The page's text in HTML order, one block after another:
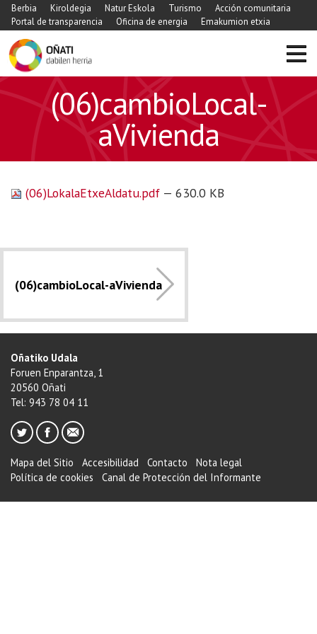
Berbia Kiroldegia Natur Eskola Turismo
Acción comunitaria
Portal de transparencia
Oficina de energia Emakumion etxia
(06)cambioLocal-
aVivienda
(06)LokalaEtxeAldatu.pdf — 630.0 KB
(06)cambioLocal-aVivienda
Oñatiko Udala
Foruen Enparantza, 1
20560 Oñati
Tel: 943 78 04 11
Mapa del Sitio Accesibilidad Contacto
Nota legal
Política de cookies
Canal de Protección del Informante